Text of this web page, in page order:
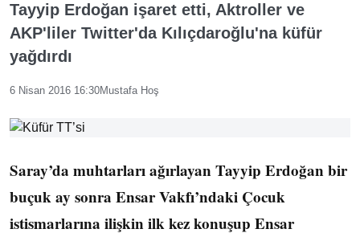
Tayyip Erdoğan işaret etti, Aktroller ve
AKP'liler Twitter'da Kılıçdaroğlu'na küfür
yağdırdı
6 Nisan 2016 16:30Mustafa Hoş
Saray’da muhtarları ağırlayan Tayyip Erdoğan bir
buçuk ay sonra Ensar Vakfı’ndaki Çocuk
istismarlarına ilişkin ilk kez konuşup Ensar